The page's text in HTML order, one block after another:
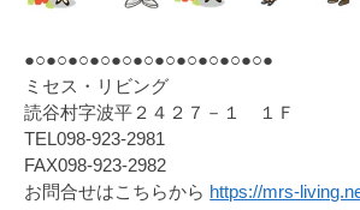
●○●○●○●○●○●○●○●○●○●○●○●
ミセス・リビング
読谷村字波平２４２７－１ １Ｆ
TEL098-923-2981
FAX098-923-2982
お問合せはこちらから https://mrs-